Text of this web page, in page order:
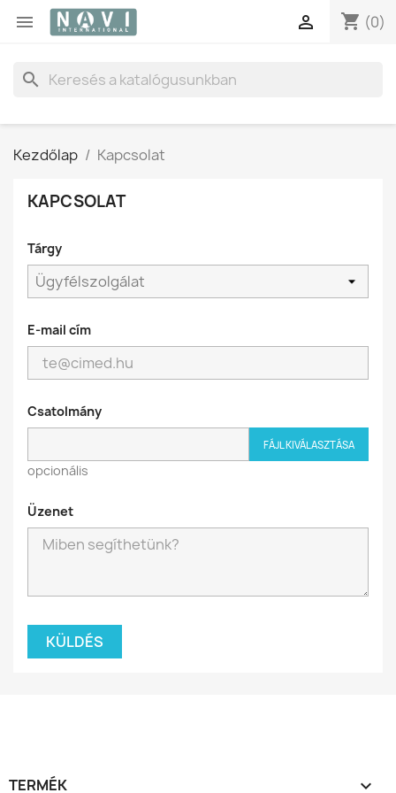
 shopping_cart (0)

search
Kezdőlap Kapcsolat
KAPCSOLAT
Tárgy
E-mail cím
Csatolmány
FÁJL KIVÁLASZTÁSA
opcionális
Üzenet
TERMÉK 